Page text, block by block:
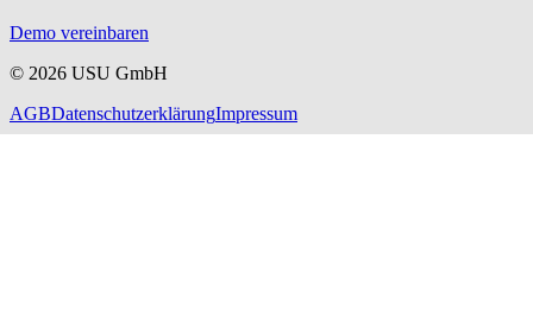
Demo vereinbaren
© 2026 USU GmbH
AGBDatenschutzerklärungImpressum